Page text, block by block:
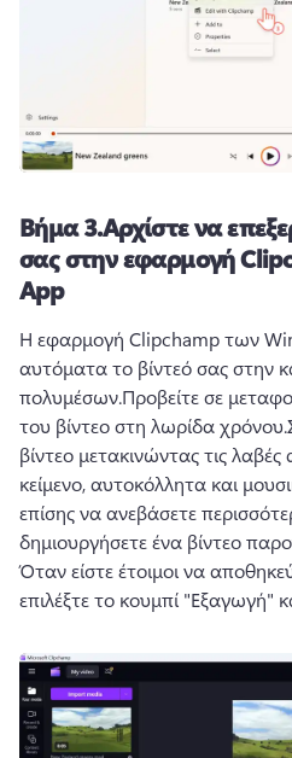
Βήμα 3.Αρχίστε να
σας στην εφαρμογή
App
Η εφαρμογή Clipchamp των
αυτόματα το βίντεό σας στην
πολυμέσων.Προβείτε σε
του βίντεο στη λωρίδα χρόνου.
βίντεο μετακινώντας τις
κείμενο, αυτοκόλλητα και
επίσης να ανεβάσετε
Όταν είστε έτοιμοι να
επιλέξτε το κουμπί "Εξαγωγή"